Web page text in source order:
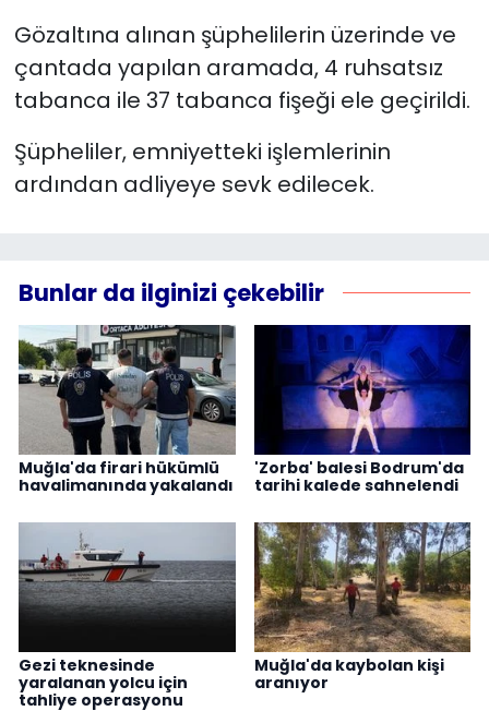
Gözaltına alınan şüphelilerin üzerinde ve
çantada yapılan aramada, 4 ruhsatsız
tabanca ile 37 tabanca fişeği ele geçirildi.
Şüpheliler, emniyetteki işlemlerinin
ardından adliyeye sevk edilecek.
Bunlar da ilginizi çekebilir
Muğla'da firari hükümlü
havalimanında yakalandı
'Zorba' balesi Bodrum'da
tarihi kalede sahnelendi
Gezi teknesinde
yaralanan yolcu için
tahliye operasyonu
Muğla'da kaybolan kişi
aranıyor